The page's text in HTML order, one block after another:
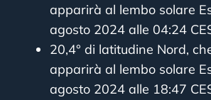
apparirà al lembo solare
agosto 2024 alle 04:24
20,4° di latitudine Nord,
apparirà al lembo solare
agosto 2024 alle 18:47